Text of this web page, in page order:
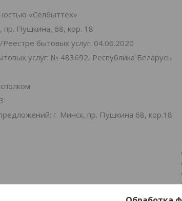
«Селбыттех»
пр. Пушкина, 68, кор. 18
бытовых услуг: 04.06.2020
услуг: № 483692, Республика Беларусь
г. Минск, пр. Пушкина 68, кор.18